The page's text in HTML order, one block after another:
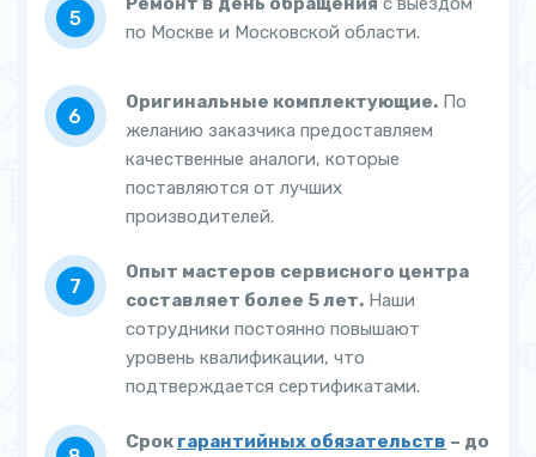
по Москве и Московской области.
Оригинальные комплектующие. По
желанию заказчика предоставляем
качественные аналоги, которые
поставляются от лучших
производителей.
Опыт мастеров сервисного центра
составляет более 5 лет. Наши
сотрудники постоянно повышают
уровень квалификации, что
подтверждается сертификатами.
Срок гарантийных обязательств – до